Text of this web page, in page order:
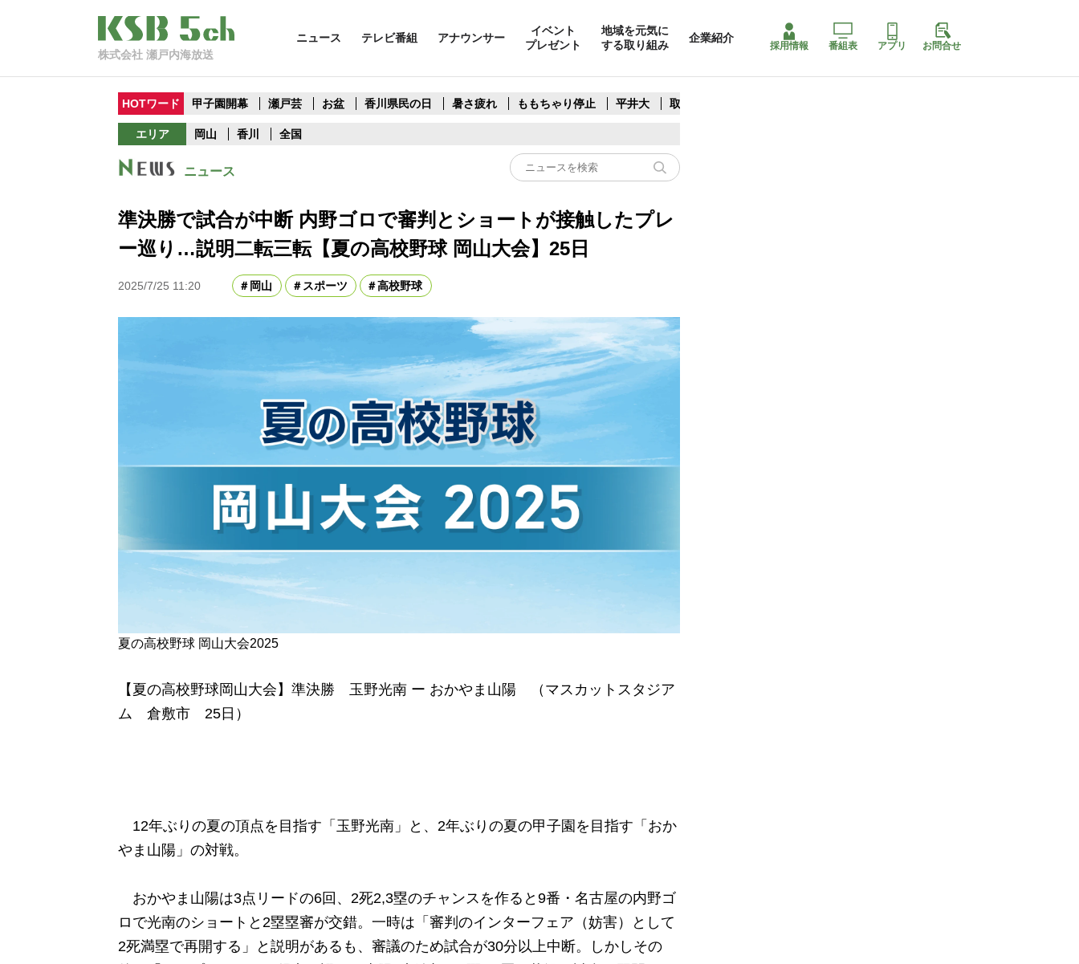
株式会社 瀬戸内海放送
ニュース テレビ番組 アナウンサー
イベント
プレゼント
地域を元気に
する取り組み
企業紹介
採用情報 番組表 アプリ お問合せ
HOTワード 甲子園開幕 瀬戸芸 お盆 香川県民の日 暑さ疲れ ももちゃり停止 平井大 取水制限
エリア 岡山 香川 全国
ニュース
準決勝で試合が中断 内野ゴロで審判とショートが接触したプレ
ー巡り…説明二転三転【夏の高校野球 岡山大会】25日
2025/7/25 11:20 岡山 スポーツ 高校野球
夏の高校野球 岡山大会2025
【夏の高校野球岡山大会】準決勝 玉野光南 ー おかやま山陽 （マスカットスタジア
ム 倉敷市 25日）
12年ぶりの夏の頂点を目指す「玉野光南」と、2年ぶりの夏の甲子園を目指す「おか
やま山陽」の対戦。
おかやま山陽は3点リードの6回、2死2,3塁のチャンスを作ると9番・名古屋の内野ゴ
ロで光南のショートと2塁塁審が交錯。一時は「審判のインターフェア（妨害）として
2死満塁で再開する」と説明があるも、審議のため試合が30分以上中断。しかしその